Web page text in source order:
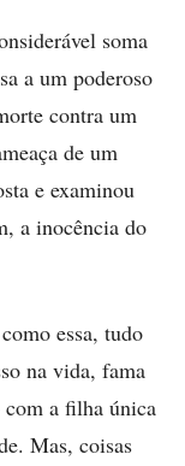
soma
a um poderoso
contra um
de um
e examinou
a inocência do
essa, tudo
na vida, fama
com a filha única
Mas, coisas